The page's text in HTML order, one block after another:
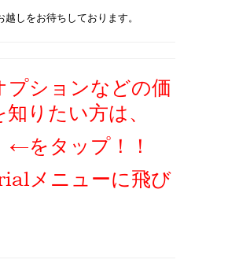
越しをお待ちしております。
プションなどの価
りたい方は、
←をタップ！！
メニューに飛び